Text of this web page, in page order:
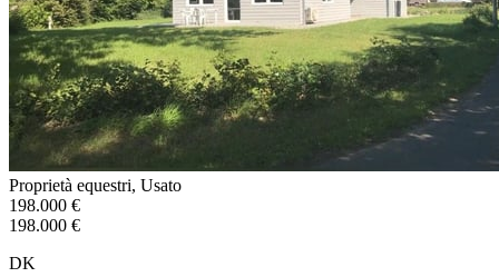
Proprietà equestri, Usato
198.000 €
198.000 €
DK